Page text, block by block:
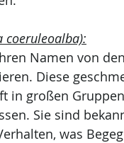
coeruleoalba):
Namen von
Diese
in großen
Sie sind
was